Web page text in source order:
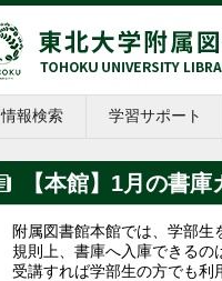
情報検索 学習サポート
【本館】1月の書
附属図書館本館では、学部生
規則上、書庫へ入庫できるの
受講すれば学部生の方でも利